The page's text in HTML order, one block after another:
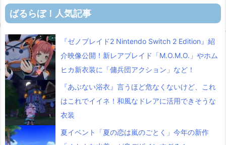
ばるらぼ！人気記事
『ゼノブレイド2 Nintendo Switch 2 Edition』紹
介映像公開！新レアブレイド「M.O.M.O.」やホム
ヒカ新衣装に「傭兵団アクション」など！
『あぶない浴衣』言うほど危なくないけど、これ
はこれでイイネ！和風なドレアに活用できそうな
衣装
夏イベント「夏の恋は嵐のごとく」今年の新作